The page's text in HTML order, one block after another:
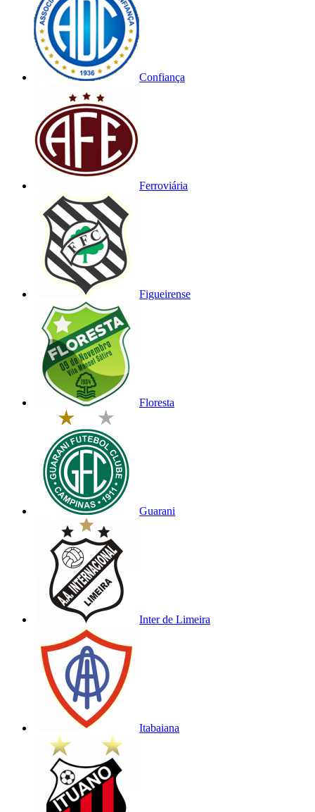
Confiança
Ferroviária
Figueirense
Floresta
Guarani
Inter de Limeira
Itabaiana